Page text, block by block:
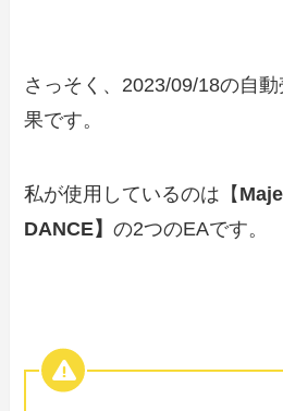
さっそく、2023/09/18の自
果です。
私が使用しているのは【
DANCE】の2つのEAです。